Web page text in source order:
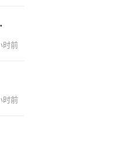
最好店能在...
时前
时前